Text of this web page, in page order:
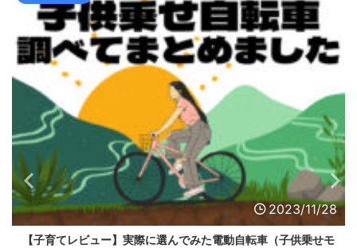
2023/11/28
【子育てレビュー】実際に選んでみた電動自転車（子供乗せモ